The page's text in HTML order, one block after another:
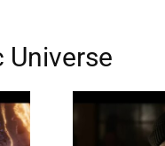
Universe